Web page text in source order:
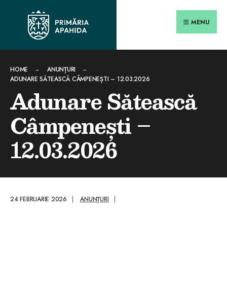
content
MENU
HOME
ANUNȚURI
ADUNARE SĂTEASCĂ CÂMPENEȘTI – 12.03.2026
Adunare Sătească
Câmpenești –
12.03.2026
24 FEBRUARIE 2026 | ANUNȚURI |
for:
Close